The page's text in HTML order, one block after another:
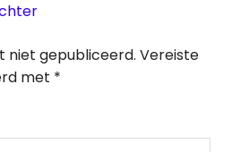
niet gepubliceerd. Vereiste
met *